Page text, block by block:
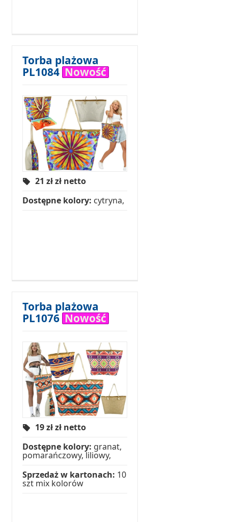
Torba plażowa
PL1084 Nowość
21 złzł netto
Dostępne kolory: cytryna,
Torba plażowa
PL1076 Nowość
19 złzł netto
Dostępne kolory: granat,
pomarańczowy, liliowy,
Sprzedaż w kartonach: 10
szt mix kolorów